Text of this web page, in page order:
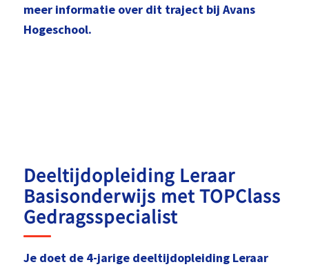
meer informatie over dit traject bij Avans
Hogeschool.
Deeltijdopleiding Leraar
Basisonderwijs met TOPClass
Gedragsspecialist
Je doet de 4-jarige deeltijdopleiding Leraar